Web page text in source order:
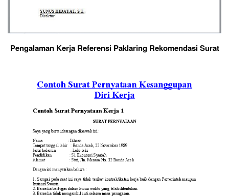
Pengalaman Kerja Referensi Paklaring Rekomendasi Surat